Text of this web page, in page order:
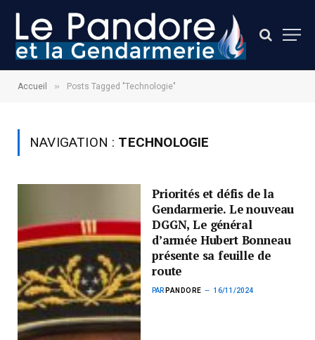
Accueil » Posts Tagged "Technologie"
NAVIGATION : TECHNOLOGIE
Priorités et défis de la
Gendarmerie. Le nouveau
DGGN, Le général
d’armée Hubert Bonneau
présente sa feuille de
route
PAR PANDORE 16/11/2024